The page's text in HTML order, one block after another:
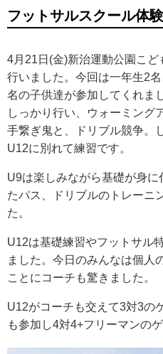
フットサルスクール体
4月21日(金)新治運動公園こ
行いました。今回は一年生2
名の子供達が参加してくれま
しっかり行い、ウォーミング
手繋ぎ鬼と、ドリブル競争。
U12に別れて練習です。
U9は楽しみながら基礎が身
たパス、ドリブルのトレーニ
た。
U12は基礎練習やフットサル
ました。今日のみんなは個人
ことにコーチも驚きました。
U12がコーチも交えて3対3の
も参加し4対4+フリーマンの